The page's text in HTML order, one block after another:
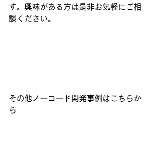
す。興味がある方は是非お気軽にご相
談ください。
その他ノーコード開発事例はこちらか
ら